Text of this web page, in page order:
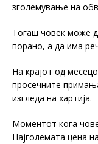
зголемување на
Тогаш човек може
порано, а да има
На крајот од
просечните
изгледа на хартија.
Моментот кога
Најголемата цена